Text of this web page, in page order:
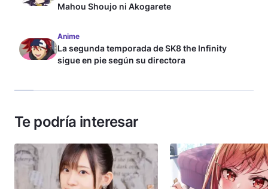
Mahou Shoujo ni Akogarete
Anime
La segunda temporada de SK8 the Infinity
sigue en pie según su directora
Te podría interesar